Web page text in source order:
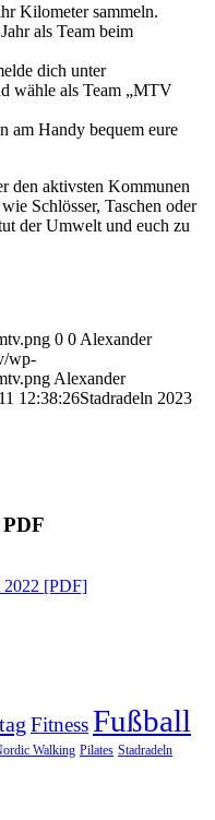
Kilometer sammeln.
als Team beim
dich unter
wähle als Team „MTV
am Handy bequem eure
den aktivsten Kommunen
Schlösser, Taschen oder
der Umwelt und euch zu
0 0 Alexander
wp-
Alexander
12:38:26Stadradeln 2023
2022 [PDF]
FitnessFußball
Walking Pilates Stadradeln